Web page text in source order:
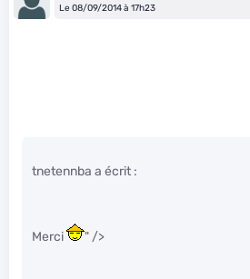
Le 08/09/2014 à 17h23
tnetennba a écrit :
Merci " />